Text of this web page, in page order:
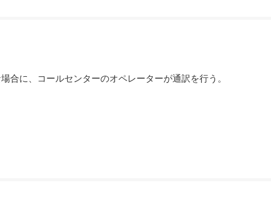
に、コールセンターのオペレーターが通訳を行う。